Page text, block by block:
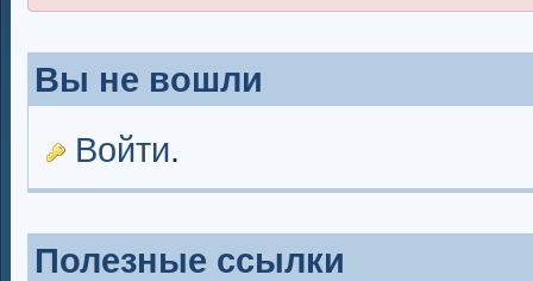
Вы не вошли
Войти.
Полезные ссылки